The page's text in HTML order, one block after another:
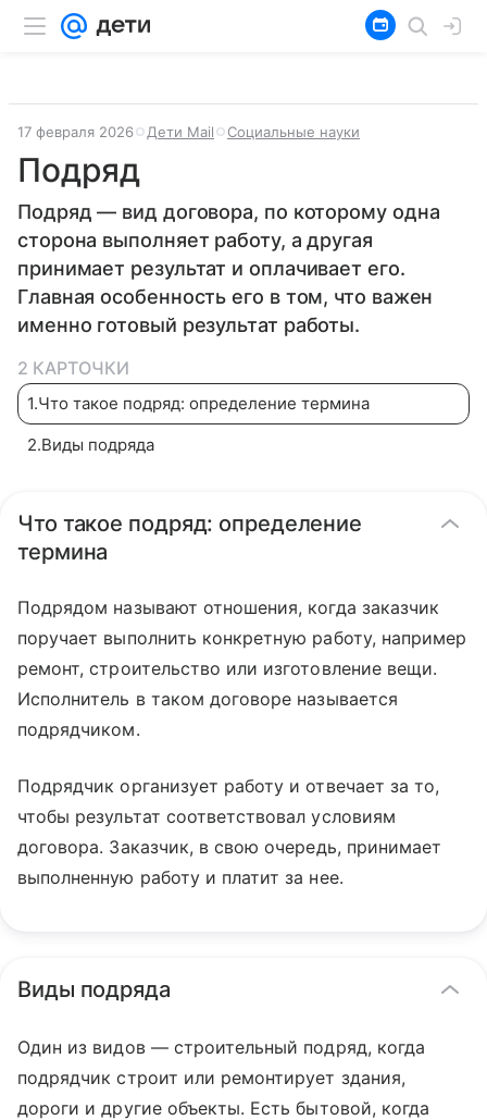
17 февраля 2026 Дети Mail Социальные науки
Подряд
Подряд — вид договора, по которому одна
сторона выполняет работу, а другая
принимает результат и оплачивает его.
Главная особенность его в том, что важен
именно готовый результат работы.
2 КАРТОЧКИ
1.Что такое подряд: определение термина
2.Виды подряда
Что такое подряд: определение
термина
Подрядом называют отношения, когда заказчик
поручает выполнить конкретную работу, например
ремонт, строительство или изготовление вещи.
Исполнитель в таком договоре называется
подрядчиком.
Подрядчик организует работу и отвечает за то,
чтобы результат соответствовал условиям
договора. Заказчик, в свою очередь, принимает
выполненную работу и платит за нее.
Виды подряда
Один из видов — строительный подряд, когда
подрядчик строит или ремонтирует здания,
дороги и другие объекты. Есть бытовой, когда